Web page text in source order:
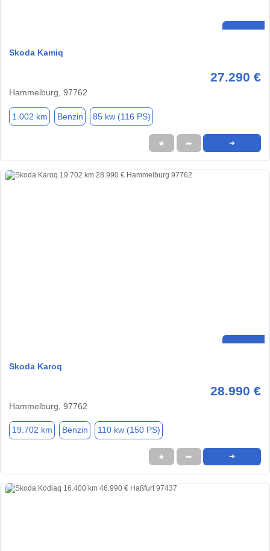
Skoda Kamiq
27.290 €
Hammelburg, 97762
1.002 km Benzin 85 kw (116 PS)
★ ➦ ➜
Skoda Karoq
28.990 €
Hammelburg, 97762
19.702 km Benzin 110 kw (150 PS)
★ ➦ ➜